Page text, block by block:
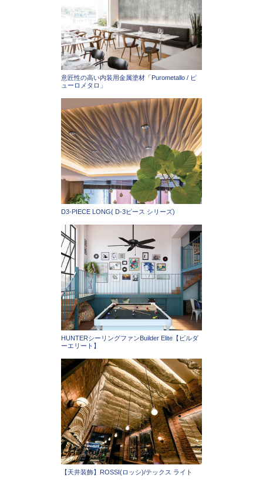
意匠性の高い内装用金属塗材「Purometallo / ピ
ューロメタロ」
D3-PIECE LONG( D-3ピース シリーズ)
HUNTERシーリングファンBuilder Elite【ビルダ
ーエリート】
【天井装飾】ROSSI(ロッシ)/テックス ライト